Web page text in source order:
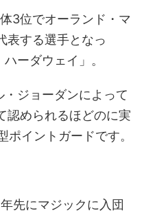
3位でオーランド・マ
表する選手となっ
ーダウェイ」。
・ジョーダンによって
認められるほどのに実
イントガードです。
先にマジックに入団